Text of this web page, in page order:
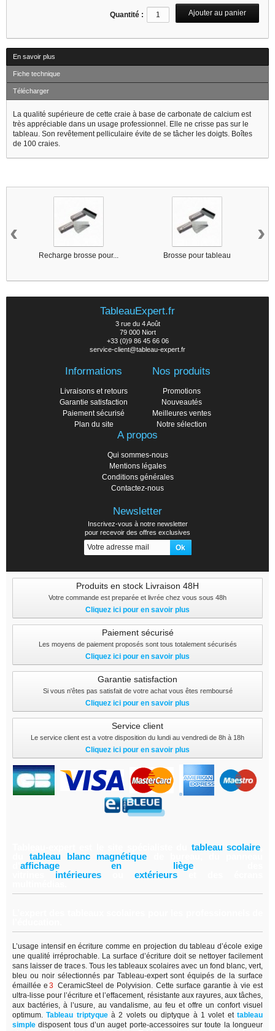
Quantité :
En savoir plus
Fiche technique
Télécharger
La qualité supérieure de cette craie à base de carbonate de calcium est
très appréciable dans un usage professionnel. Elle ne crisse pas sur le
tableau. Son revêtement pelliculaire évite de se tâcher les doigts. Boîtes
de 100 craies.
Recharge brosse pour... Brosse pour tableau
‹ ›
TableauExpert.fr
3 rue du 4 Août
79 000 Niort
+33 (0)9 86 45 66 06
service-client@tableau-expert.fr
Informations
Livraisons et retours
Garantie satisfaction
Paiement sécurisé
Plan du site
Nos produits
Promotions
Nouveautés
Meilleures ventes
Notre sélection
A propos
Qui sommes-nous
Mentions légales
Conditions générales
Contactez-nous
Newsletter
Inscrivez-vous à notre newsletter
pour recevoir des offres exclusives
Produits en stock Livraison 48H
Votre commande est preparée et livrée chez vous sous 48h
Cliquez ici pour en savoir plus
Paiement sécurisé
Les moyens de paiement proposés sont tous totalement sécurisés
Cliquez ici pour en savoir plus
Garantie satisfaction
Si vous n'êtes pas satisfait de votre achat vous êtes remboursé
Cliquez ici pour en savoir plus
Service client
Le service client est a votre disposition du lundi au vendredi de 8h à 18h
Cliquez ici pour en savoir plus
tableau scolaire
tableau blanc magnétique
affichage en liège
intérieures extérieurs
L’usage intensif en écriture comme en projection du tableau d’école exige
une qualité irréprochable. La surface d’écriture doit se nettoyer facilement
sans laisser de traces. Tous les tableaux scolaires avec un fond blanc, vert,
bleu ou noir sélectionnés par Tableau-expert sont équipés de la surface
émaillée e 3 CeramicSteel de Polyvision. Cette surface garantie à vie est
ultra-lisse pour l’écriture et l’effacement, résistante aux rayures, aux tâches,
aux bactéries, à l’usure, au vandalisme, au feu et offre un confort visuel
optimum. Tableau triptyque à 2 volets ou diptyque à 1 volet et tableau
simple disposent tous d’un auget porte-accessoires sur toute la longueur